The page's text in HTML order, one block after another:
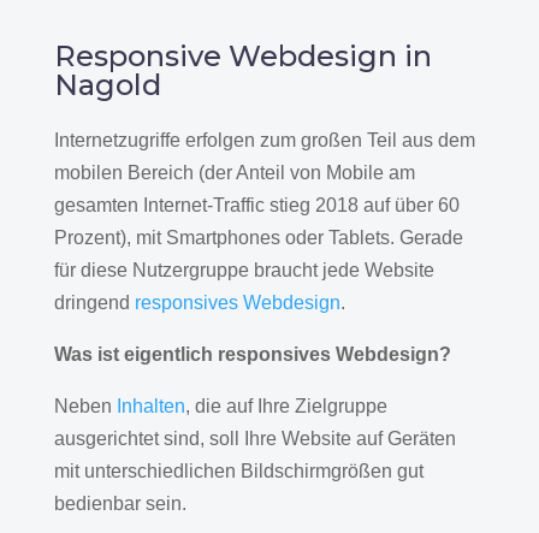
Responsive Webdesign in
Nagold
Internetzugriffe erfolgen zum großen Teil aus dem
mobilen Bereich (der Anteil von Mobile am
gesamten Internet-Traffic stieg 2018 auf über 60
Prozent), mit Smartphones oder Tablets. Gerade
für diese Nutzergruppe braucht jede Website
dringend responsives Webdesign.
Was ist eigentlich responsives Webdesign?
Neben Inhalten, die auf Ihre Zielgruppe
ausgerichtet sind, soll Ihre Website auf Geräten
mit unterschiedlichen Bildschirmgrößen gut
bedienbar sein.